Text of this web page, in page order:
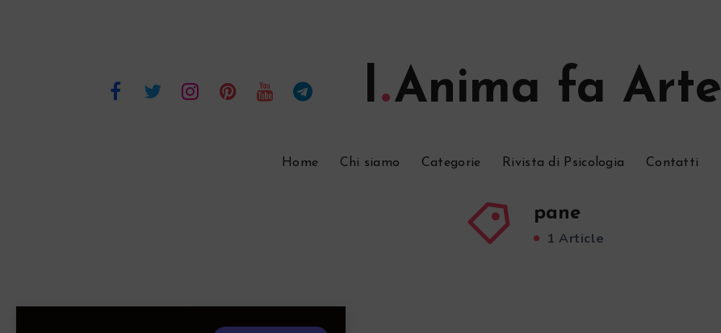
l Anima fa Arte
Home Chi siamo Categorie Rivista di Psicologia Contatti
pane
1 Article